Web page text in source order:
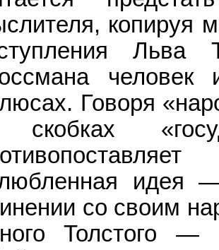
копируя
Льва
Говоря
идея
со своим
Толстого —